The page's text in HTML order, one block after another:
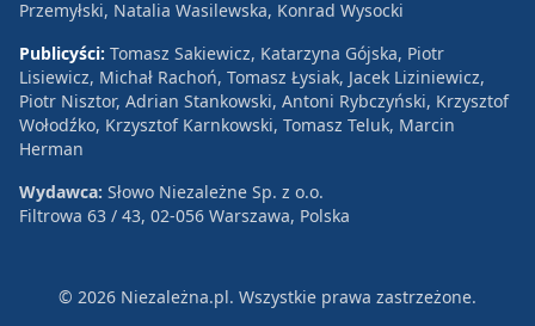
Przemyłski, Natalia Wasilewska, Konrad Wysocki
Publicyści: Tomasz Sakiewicz, Katarzyna Gójska, Piotr
Lisiewicz, Michał Rachoń, Tomasz Łysiak, Jacek Liziniewicz,
Piotr Nisztor, Adrian Stankowski, Antoni Rybczyński, Krzysztof
Wołodźko, Krzysztof Karnkowski, Tomasz Teluk, Marcin
Herman
Wydawca: Słowo Niezależne Sp. z o.o.
Filtrowa 63 / 43, 02-056 Warszawa, Polska
© 2026 Niezależna.pl. Wszystkie prawa zastrzeżone.